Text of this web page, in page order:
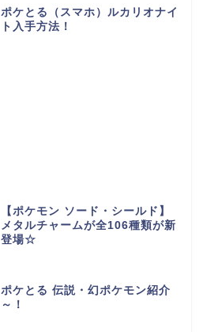
ポケとる（スマホ）ルカリオナイ
ト入手方法！
【ポケモン ソード・シールド】
メタルチャームが全106種類が新
登場☆
ポケとる 伝説・幻ポケモン紹介
～！